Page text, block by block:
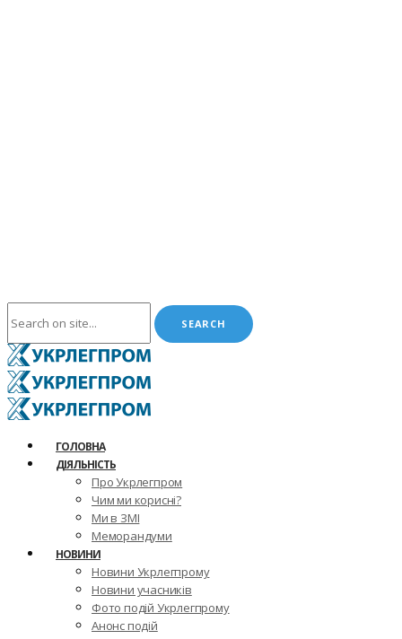
ГОЛОВНА
ДІЯЛЬНІСТЬ
Про Укрлегпром
Чим ми корисні?
Ми в ЗМІ
Меморандуми
НОВИНИ
Новини Укрлегпрому
Новини учасників
Фото подій Укрлегпрому
Анонс подій